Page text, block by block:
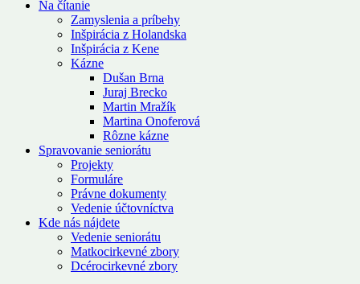
Na čítanie
Zamyslenia a príbehy
Inšpirácia z Holandska
Inšpirácia z Kene
Kázne
Dušan Brna
Juraj Brecko
Martin Mražík
Martina Onoferová
Rôzne kázne
Spravovanie seniorátu
Projekty
Formuláre
Právne dokumenty
Vedenie účtovníctva
Kde nás nájdete
Vedenie seniorátu
Matkocirkevné zbory
Dcérocirkevné zbory